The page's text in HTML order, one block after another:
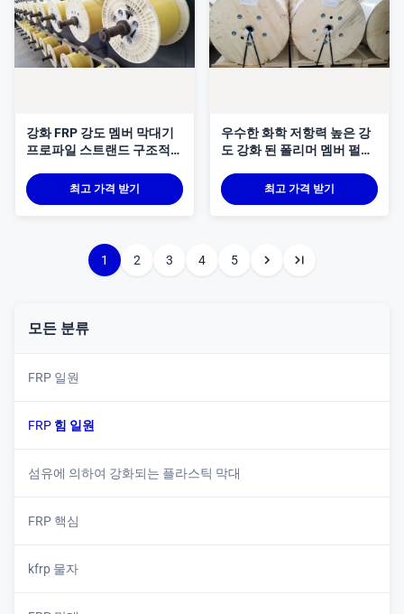
강화 FRP 강도 멤버 막대기
프로파일 스트랜드 구조적
연장 제공최고 가격 받기
우수한 화학 저항력 높은 강
도 강화 된 폴리머 멤버 펄트
적합
최고 가격 받기
1 2 3 4 5
모든 분류
FRP 일원
FRP 힘 일원
섬유에 의하여 강화되는 플라스틱 막대
FRP 핵심
kfrp 물자